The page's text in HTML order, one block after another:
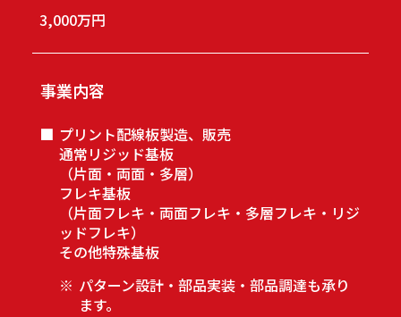
3,000万円
事業内容
■ プリント配線板製造、販売
通常リジッド基板
（片面・両面・多層）
フレキ基板
（片面フレキ・両面フレキ・多層フレキ・リジ
ッドフレキ）
その他特殊基板
※ パターン設計・部品実装・部品調達も承り
ます。